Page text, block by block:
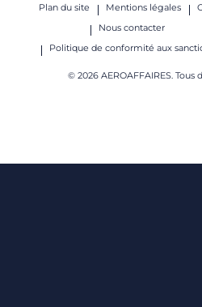
Plan du site Mentions légales
Nous contacter
Politique de conformité aux
© 2026 AEROAFFAIRES. Tous